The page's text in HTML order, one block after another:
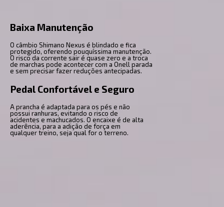
Baixa Manutenção
O câmbio Shimano Nexus é blindado e fica
protegido, oferendo pouquíssima manutenção.
O risco da corrente sair é quase zero e a troca
de marchas pode acontecer com a Onell parada
e sem precisar fazer reduções antecipadas.
Pedal Confortável e Seguro
A prancha é adaptada para os pés e não
possui ranhuras, evitando o risco de
acidentes e machucados. O encaixe é de alta
aderência, para a adição de força em
qualquer treino, seja qual for o terreno.